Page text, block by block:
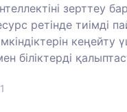
зерттеу
ретінде тиімді
кеңейту
біліктерді